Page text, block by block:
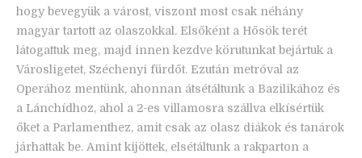
hogy bevegyük a várost, viszont most csak néhány
magyar tartott az olaszokkal. Elsőként a Hősök terét
látogattuk meg, majd innen kezdve körutunkat bejártuk a
Városligetet, Széchenyi fürdőt. Ezután metróval az
Operához mentünk, ahonnan átsétáltunk a Bazilikához és
a Lánchídhoz, ahol a 2-es villamosra szállva elkísértük
őket a Parlamenthez, amit csak az olasz diákok és tanárok
járhattak be. Amint kijöttek, elsétáltunk a rakparton a